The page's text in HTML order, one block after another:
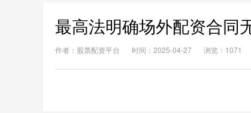
最高法明确场外配资合同
作者：股票配资平台 时间：2025-04-27 浏览：1071